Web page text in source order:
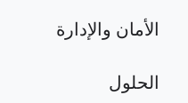
الأمان والإدارة
الحلول